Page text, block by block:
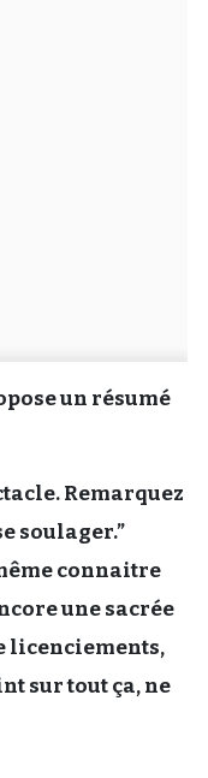
un résumé
Remarquez
soulager.”
connaitre
une sacrée
licenciements,
sur tout ça, ne